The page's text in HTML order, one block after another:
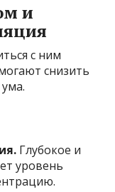
и
с ним
снизить
Глубокое и
уровень